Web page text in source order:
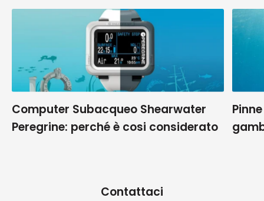
Computer Subacqueo Shearwater
Peregrine: perché è cosi considerato
Contattaci